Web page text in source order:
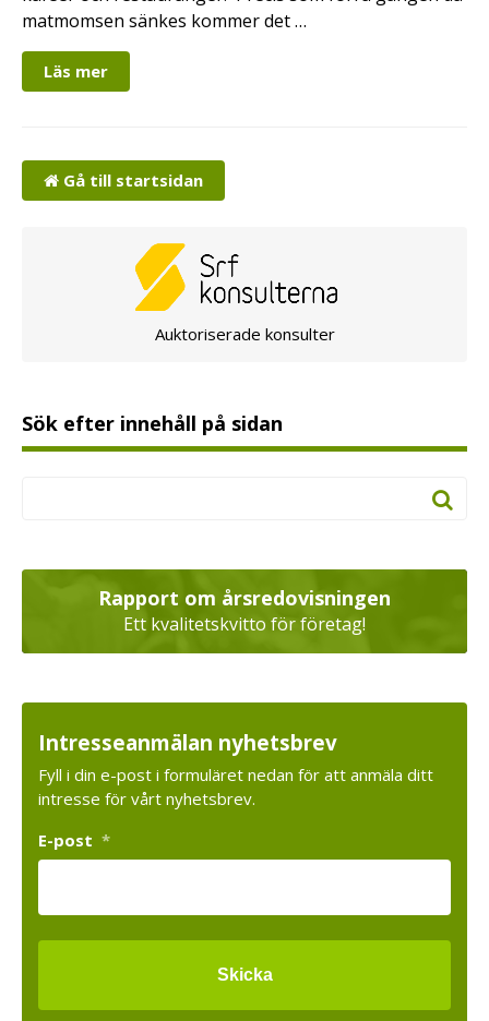
matmomsen sänkes kommer det …
Läs mer
Gå till startsidan
Auktoriserade konsulter
Sök efter innehåll på sidan
Rapport om årsredovisningen
Ett kvalitetskvitto för företag!
Intresseanmälan nyhetsbrev
Fyll i din e-post i formuläret nedan för att anmäla ditt
intresse för vårt nyhetsbrev.
E-post *